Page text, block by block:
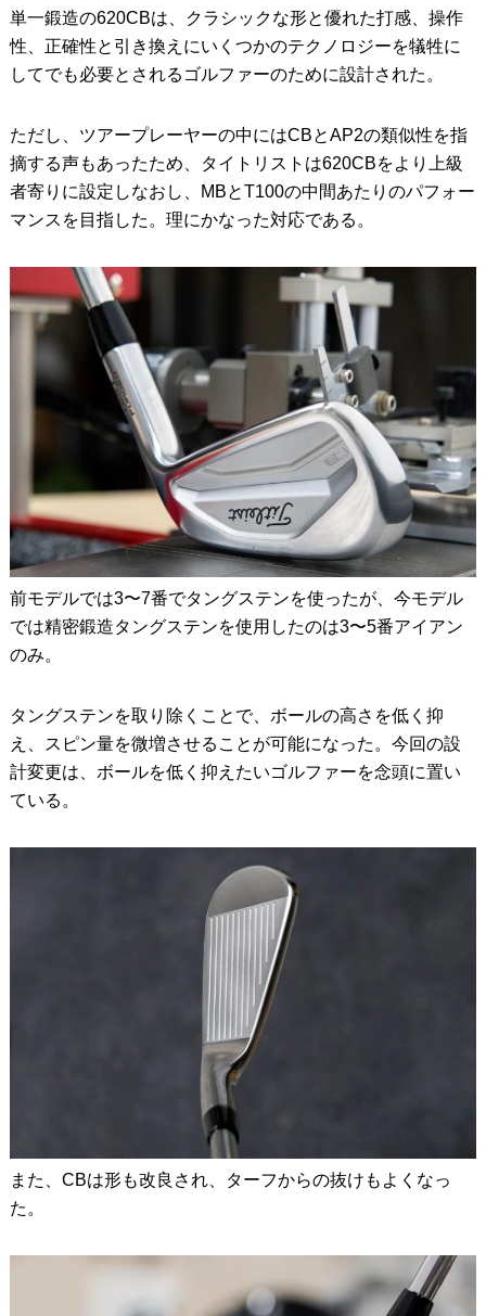
単一鍛造の620CBは、クラシックな形と優れた打感、操作
性、正確性と引き換えにいくつかのテクノロジーを犠牲に
してでも必要とされるゴルファーのために設計された。
ただし、ツアープレーヤーの中にはCBとAP2の類似性を指
摘する声もあったため、タイトリストは620CBをより上級
者寄りに設定しなおし、MBとT100の中間あたりのパフォー
マンスを目指した。理にかなった対応である。
前モデルでは3〜7番でタングステンを使ったが、今モデル
では精密鍛造タングステンを使用したのは3〜5番アイアン
のみ。
タングステンを取り除くことで、ボールの高さを低く抑
え、スピン量を微増させることが可能になった。今回の設
計変更は、ボールを低く抑えたいゴルファーを念頭に置い
ている。
また、CBは形も改良され、ターフからの抜けもよくなっ
た。